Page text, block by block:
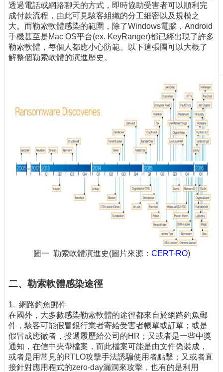
出
版
刊
物
校
專
題
透過電話或網路聊天的方式，即時協助受害者可以順利完
成付款流程，由此可見駭客組織的分工細密以及規模之
大。而勒索軟體感染的範圍，除了Windows電腦，Android
手機甚至是Mac OS平台(ex. KeyRanger)都已經出現了許多
勒索軟體，每個人都應小心防範。以下這張圖可以大概了
解整個勒索軟體的演進歷史。
圖一 勒索軟體演進史(圖片來源： CERT-RO)
二、勒索軟體感染途徑
1. 網路釣魚郵件
在國外，大多數感染勒索軟體的途徑都來自於網路釣魚郵
件，駭客可能假冒銀行業者寄給受害者帳單或訂單；或是
假冒成應徵者，投遞履歷給公司的HR；又或者是一些中獎
通知，在信中夾帶檔案，而此檔案可能是由文件偽裝成，
或者是用常見的RTLO攻擊手法誘騙使用者點擊；又或者直
接針對應用程式的zero-day漏洞來攻擊，也有的是利用